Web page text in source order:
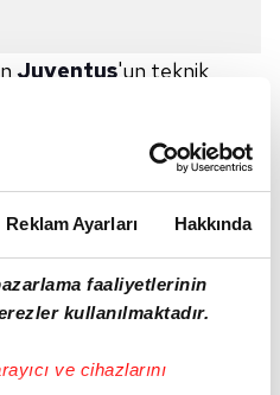
Reklam Ayarları Hakkında
faaliyetlerinin
kullanılmaktadır.
ve cihazlarını
Juventus'un teknik
artık Juventus için
ifadelerini
teknik direktörü
"Cristiano, Manchester
iyi bir ilişkimiz
şeklinde